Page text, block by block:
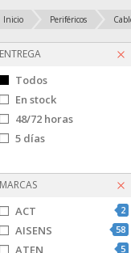
Inicio Periféricos
ENTREGA
Todos
En stock
48/72 horas
5 días
MARCAS
ACT 2
AISENS 58
ATEN 5